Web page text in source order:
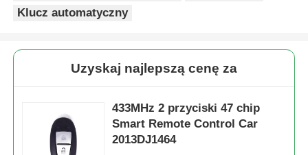
Klucz automatyczny
Uzyskaj najlepszą cenę za
433MHz 2 przyciski 47 chip
Smart Remote Control Car
2013DJ1464